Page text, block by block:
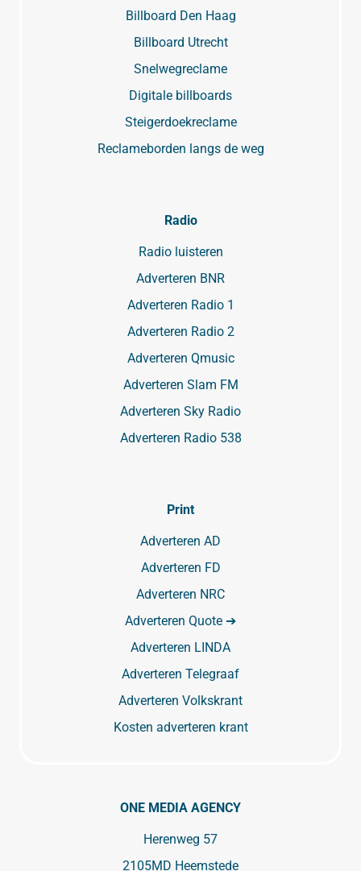
Billboard Den Haag
Billboard Utrecht
Snelwegreclame
Digitale billboards
Steigerdoekreclame
Reclameborden langs de weg
Radio
Radio luisteren
Adverteren BNR
Adverteren Radio 1
Adverteren Radio 2
Adverteren Qmusic
Adverteren Slam FM
Adverteren Sky Radio
Adverteren Radio 538
Print
Adverteren AD
Adverteren FD
Adverteren NRC
Adverteren Quote ➔
Adverteren LINDA
Adverteren Telegraaf
Adverteren Volkskrant
Kosten adverteren krant
ONE MEDIA AGENCY
Herenweg 57
2105MD Heemstede